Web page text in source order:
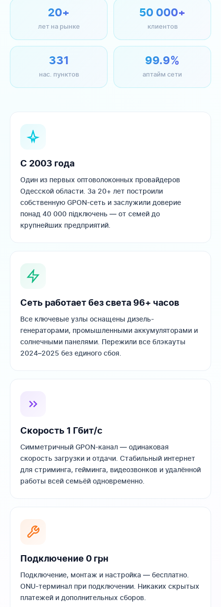
20+
лет на рынке
50 000+
клиентов
331
нас. пунктов
99.9%
аптайм сети
С 2003 года
Один из первых оптоволоконных провайдеров
Одесской области. За 20+ лет построили
собственную GPON-сеть и заслужили доверие
понад 40 000 підключень — от семей до
крупнейших предприятий.
Сеть работает без света 96+ часов
Все ключевые узлы оснащены дизель-
генераторами, промышленными аккумуляторами и
солнечными панелями. Пережили все блэкауты
2024–2025 без единого сбоя.
Скорость 1 Гбит/с
Симметричный GPON-канал — одинаковая
скорость загрузки и отдачи. Стабильный интернет
для стриминга, гейминга, видеозвонков и удалённой
работы всей семьёй одновременно.
Подключение 0 грн
Подключение, монтаж и настройка — бесплатно.
ONU-терминал при подключении. Никаких скрытых
платежей и дополнительных сборов.